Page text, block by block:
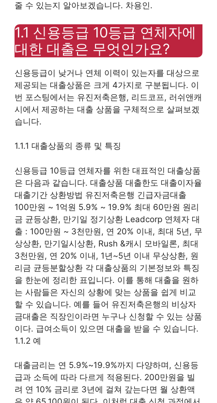
줄 수 있는지 알아보겠습니다. 차용인.
1.1 신용등급 10등급 연체자에
대한 대출은 무엇인가요?
신용등급이 낮거나 연체 이력이 있는자를 대상으로
제공되는 대출상품은 크게 4가지로 구분됩니다. 이
번 포스팅에서는 유진저축은행, 리드코프, 러쉬앤캐
시에서 제공하는 대출 상품을 구체적으로 살펴보겠
습니다.
1.1.1 대출상품의 종류 및 특징
신용등급 10등급 연체자를 위한 대표적인 대출상품
은 다음과 같습니다. 대출상품 대출한도 대출이자율
대출기간 상환방법 유진저축은행 긴급자금대출
100만원 ~ 1억원 5.9% ~ 19.9% ​​​​최대 60만원 원리
금 균등상환, 만기일 정기상환 Leadcorp 연체자 대
출 : 100만원 ~ 3천만원, 연 20% 이내, 최대 5년, 무
상상환, 만기일시상환, Rush &캐시 모바일론, 최대
3천만원, 연 20% 이내, 1년~5년 이내 무상상환, 원
리금 균등분할상환 각 대출상품의 기본정보와 특징
을 한눈에 정리한 표입니다. 이를 통해 대출을 원하
는 사람들은 자신의 상황에 맞는 상품을 쉽게 비교
할 수 있습니다. 예를 들어 유진저축은행의 비상자
금대출은 직장인이라면 누구나 신청할 수 있는 상품
이다. 급여소득이 있으면 대출을 받을 수 있습니다.
1.1.2 예
대출금리는 연 5.9%~19.9%까지 다양하며, 신용등
급과 소득에 따라 다르게 적용된다. 200만원을 빌
려 연 10% 금리로 3년에 걸쳐 갚는다면 월 상환액